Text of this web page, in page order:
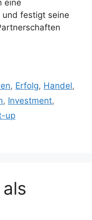
eine
festigt seine
, Erfolg, Handel,
, Investment,
up